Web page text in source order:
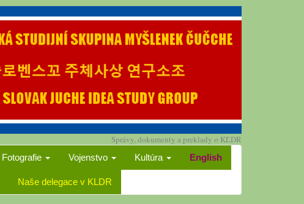
Správy, dokumenty a preklady o KĽDR
Fotografie Vojenstvo Kultúra English
Naše delegace v KLDR